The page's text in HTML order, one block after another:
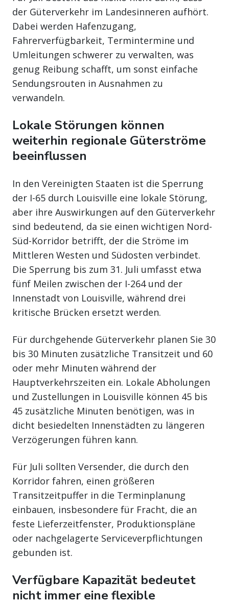
der Güterverkehr im Landesinneren aufhört.
Dabei werden Hafenzugang,
Fahrerverfügbarkeit, Termintermine und
Umleitungen schwerer zu verwalten, was
genug Reibung schafft, um sonst einfache
Sendungsrouten in Ausnahmen zu
verwandeln.
Lokale Störungen können
weiterhin regionale Güterströme
beeinflussen
In den Vereinigten Staaten ist die Sperrung
der I-65 durch Louisville eine lokale Störung,
aber ihre Auswirkungen auf den Güterverkehr
sind bedeutend, da sie einen wichtigen Nord-
Süd-Korridor betrifft, der die Ströme im
Mittleren Westen und Südosten verbindet.
Die Sperrung bis zum 31. Juli umfasst etwa
fünf Meilen zwischen der I-264 und der
Innenstadt von Louisville, während drei
kritische Brücken ersetzt werden.
Für durchgehende Güterverkehr planen Sie 30
bis 30 Minuten zusätzliche Transitzeit und 60
oder mehr Minuten während der
Hauptverkehrszeiten ein. Lokale Abholungen
und Zustellungen in Louisville können 45 bis
45 zusätzliche Minuten benötigen, was in
dicht besiedelten Innenstädten zu längeren
Verzögerungen führen kann.
Für Juli sollten Versender, die durch den
Korridor fahren, einen größeren
Transitzeitpuffer in die Terminplanung
einbauen, insbesondere für Fracht, die an
feste Lieferzeitfenster, Produktionspläne
oder nachgelagerte Serviceverpflichtungen
gebunden ist.
Verfügbare Kapazität bedeutet
nicht immer eine flexible